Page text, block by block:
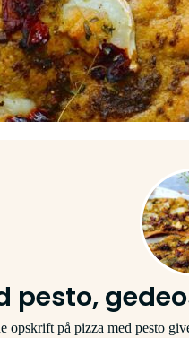
pesto,
opskrift på pizza med pesto